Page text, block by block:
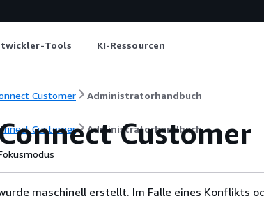
Tools KI-Ressourcen
Customer Administratorhandbuch
Customer Administratorhandbuch
Customer
maschinell erstellt. Im Falle eines Konflikts